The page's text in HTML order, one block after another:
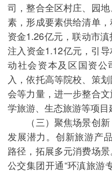
司，整合全区村庄、园
素，形成要素供给清单
资金1.26亿元，联动市
注入资金1.12亿元，引
动社会资本及区国资
入，依托高等院校、策
会等力量，进一步整合
学旅游、生态旅游等项目
（三）聚焦场景创新
发展潜力。创新旅游产
路径，拓展多元消费场
公交集团开通“环滇旅游